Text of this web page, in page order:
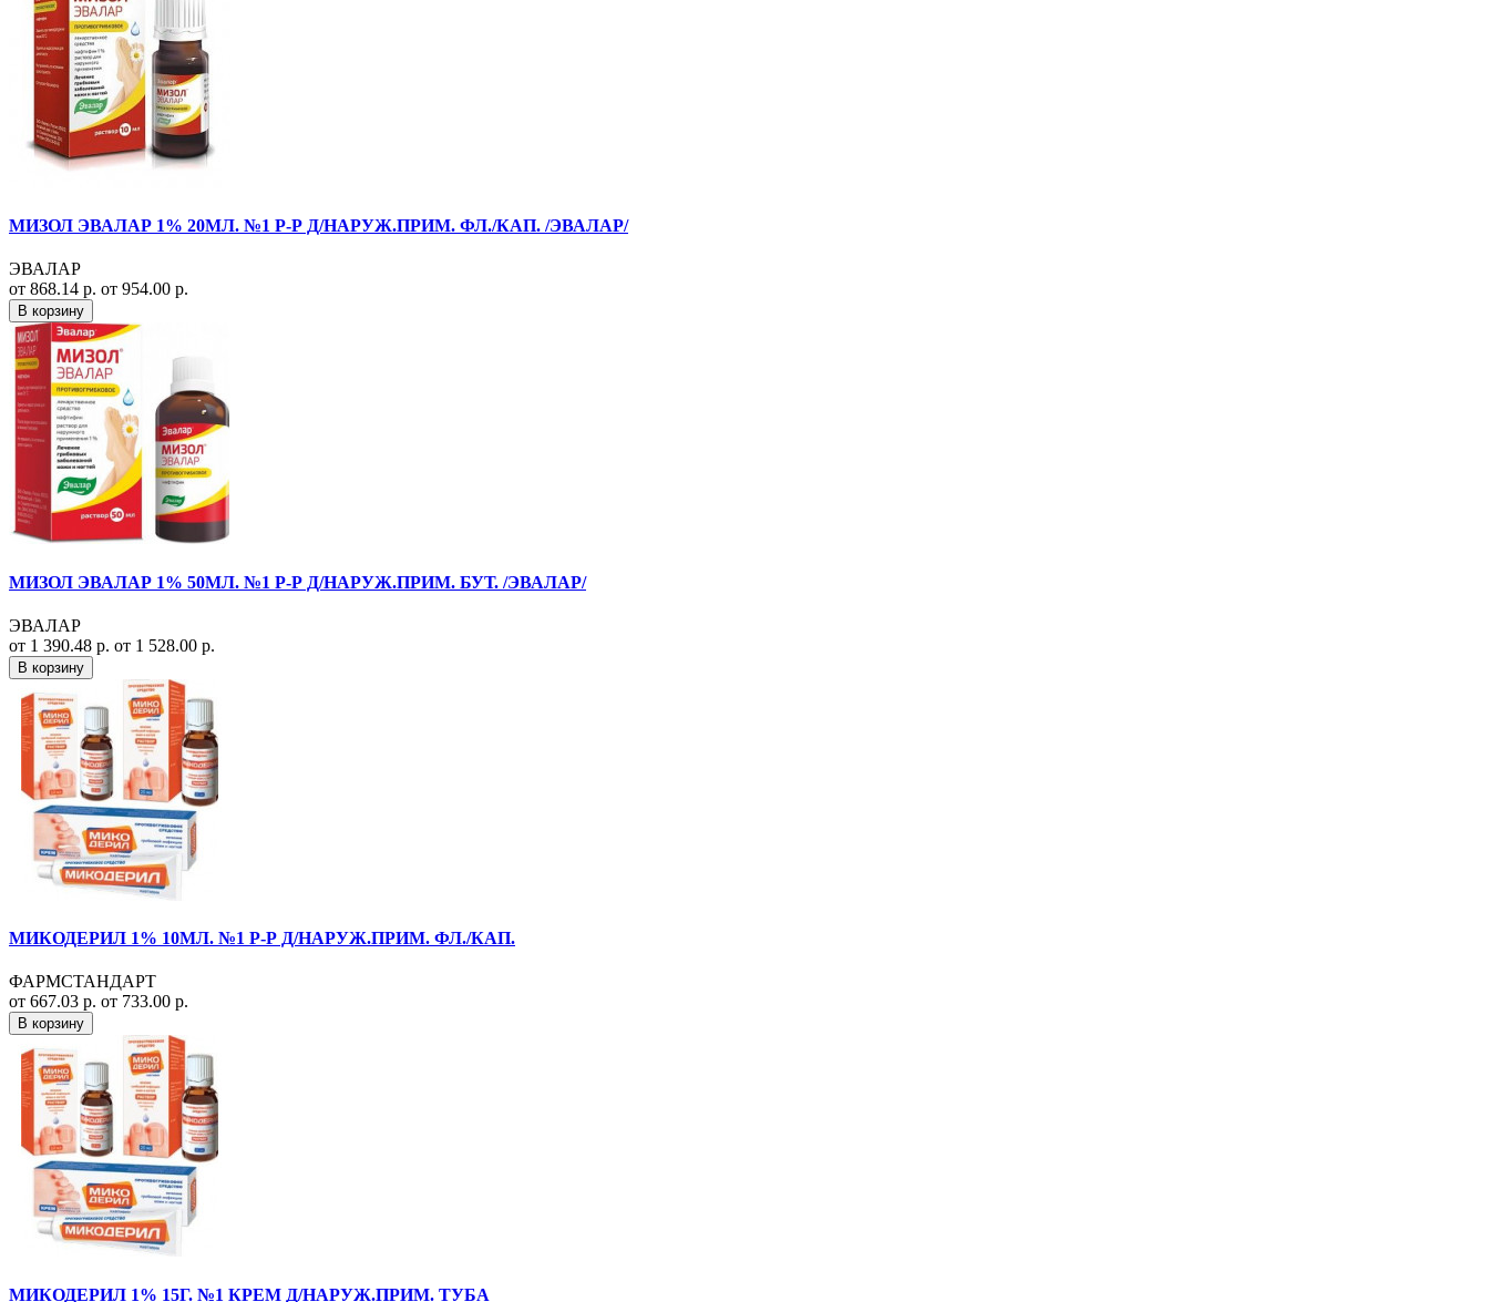
МИЗОЛ ЭВАЛАР 1% 20МЛ. №1 Р-Р Д/НАРУЖ.ПРИМ. ФЛ./КАП. /ЭВАЛАР/
ЭВАЛАР
от 868.14 р. от 954.00 р.
В корзину
МИЗОЛ ЭВАЛАР 1% 50МЛ. №1 Р-Р Д/НАРУЖ.ПРИМ. БУТ. /ЭВАЛАР/
ЭВАЛАР
от 1 390.48 р. от 1 528.00 р.
В корзину
МИКОДЕРИЛ 1% 10МЛ. №1 Р-Р Д/НАРУЖ.ПРИМ. ФЛ./КАП.
ФАРМСТАНДАРТ
от 667.03 р. от 733.00 р.
В корзину
МИКОДЕРИЛ 1% 15Г. №1 КРЕМ Д/НАРУЖ.ПРИМ. ТУБА